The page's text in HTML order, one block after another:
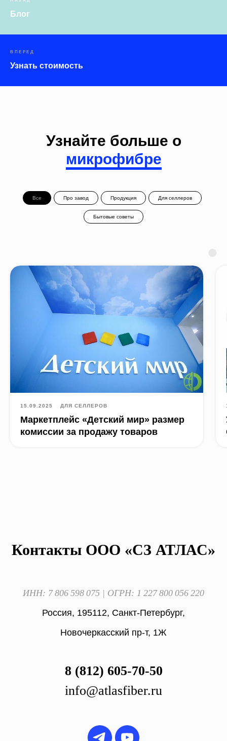
Блог
ВПЕРЕД
Узнать стоимость
Узнайте больше о
микрофибре
Все Про завод Продукция Для селлеров
Бытовые советы
15.09.2025 ДЛЯ СЕЛЛЕРОВ
Маркетплейс «Детский мир» размер
комиссии за продажу товаров
Контакты ООО «СЗ АТЛАС»
ИНН: 7 806 598 075 | ОГРН: 1 227 800 056 220
Россия, 195112, Санкт-Петербург,
Новочеркасский пр-т, 1Ж
8 (812) 605-70-50
info@atlasfiber.ru